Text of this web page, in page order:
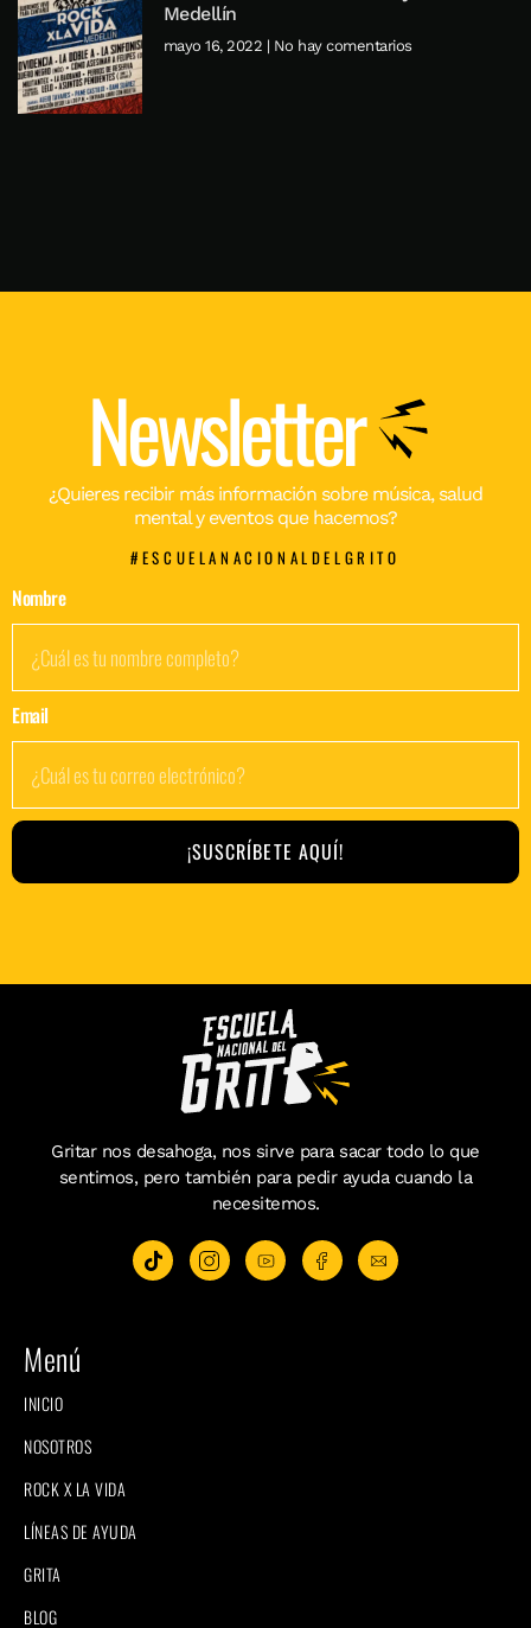
Medellín
mayo 16, 2022 No hay comentarios
Newsletter
¿Quieres recibir más información sobre música, salud
mental y eventos que hacemos?
#ESCUELANACIONALDELGRITO
Nombre
Email
¡SUSCRÍBETE AQUÍ!
Gritar nos desahoga, nos sirve para sacar todo lo que
sentimos, pero también para pedir ayuda cuando la
necesitemos.
Menú
INICIO
NOSOTROS
ROCK X LA VIDA
LÍNEAS DE AYUDA
GRITA
BLOG